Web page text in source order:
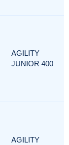
AGILITY
JUNIOR 400
AGILITY